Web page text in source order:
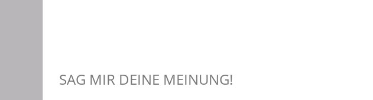
SAG MIR DEINE MEINUNG!